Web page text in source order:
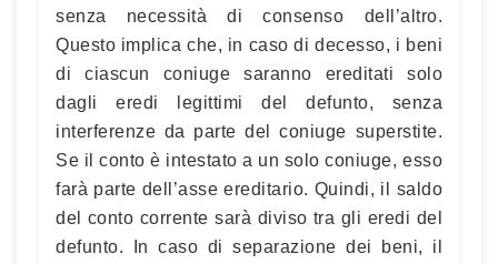
senza necessità di consenso dell’altro.
Questo implica che, in caso di decesso, i beni
di ciascun coniuge saranno ereditati solo
dagli eredi legittimi del defunto, senza
interferenze da parte del coniuge superstite.
Se il conto è intestato a un solo coniuge, esso
farà parte dell’asse ereditario. Quindi, il saldo
del conto corrente sarà diviso tra gli eredi del
defunto. In caso di separazione dei beni, il